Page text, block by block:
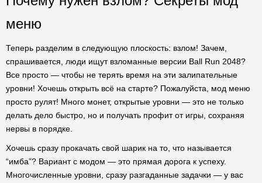
меню
Теперь разделим в следующую плоскость: взлом! Зачем,
спрашивается, люди ищут взломанные версии Ball Run 2048?
Все просто — чтобы не терять время на эти залипательные
уровни! Хочешь открыть всё на старте? Пожалуйста, мод меню
просто рулят! Много монет, открытые уровни — это не только
делать дело быстро, но и получать профит от игры, сохраняя
нервы в порядке.
Хочешь сразу прокачать свой шарик на то, что называется
“имба”? Вариант с модом — это прямая дорога к успеху.
Многочисленные уровни, сразу разгаданные задачки — у вас